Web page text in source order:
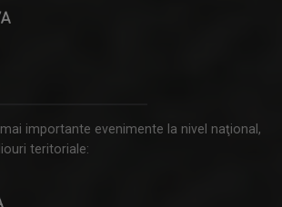
importante evenimente la nivel naţional,
teritoriale: